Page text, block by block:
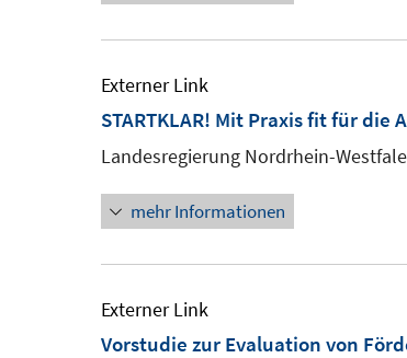
Externer Link
STARTKLAR! Mit Praxis fit für die
Landesregierung Nordrhein-
mehr Informationen
Externer Link
Vorstudie zur Evaluation von